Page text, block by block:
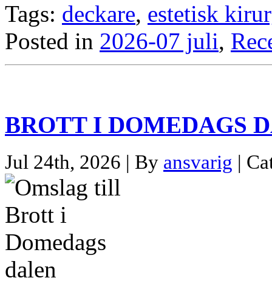
Tags: deckare, estetisk
Posted in 2026-07 juli,
BROTT I DOMEDAGS
Jul 24th, 2026 | By ansvarig |